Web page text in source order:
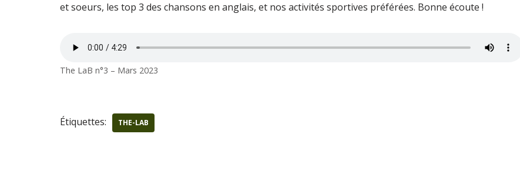
et soeurs, les top 3 des chansons en anglais, et nos activités sportives préférées. Bonne écoute !
The LaB n°3 – Mars 2023
Étiquettes: THE-LAB